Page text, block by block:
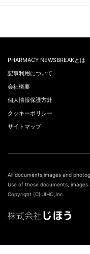
PHARMACY NEWSBREAKとは
記事利用について
会社概要
個人情報保護方針
クッキーポリシー
サイトマップ
All documents,images and
Use of these documents,
Copyright (C) JIHO,Inc.